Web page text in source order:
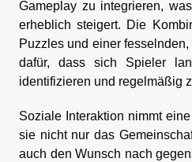
Gameplay zu integrieren,
erheblich steigert. Die
Puzzles und einer
dafür, dass sich Spieler
identifizieren und regelmäßig
Soziale Interaktion nimmt
sie nicht nur das
auch den Wunsch nach